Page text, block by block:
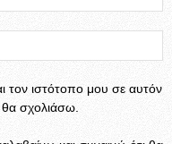
τον ιστότοπο μου σε αυτόν
σχολιάσω.